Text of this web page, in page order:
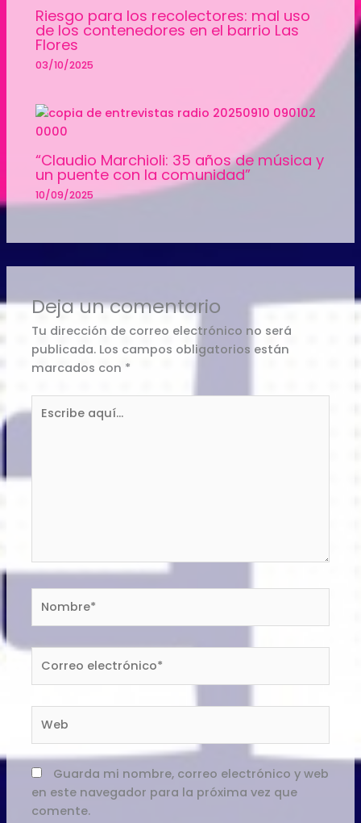
Riesgo para los recolectores: mal uso
de los contenedores en el barrio Las
Flores
03/10/2025
“Claudio Marchioli: 35 años de música y
un puente con la comunidad”
10/09/2025
Deja un comentario
Tu dirección de correo electrónico no será
publicada. Los campos obligatorios están
marcados con *
aquí...
Correo
electrónico*
Guarda mi nombre, correo electrónico y web
en este navegador para la próxima vez que
comente.